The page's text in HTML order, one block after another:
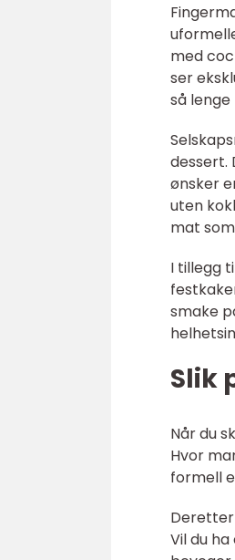
med
ser
så
dessert.
ønsker
uten
mat
I tillegg
smake
Slik
Når du
Hvor
formell
Deretter
Vil du